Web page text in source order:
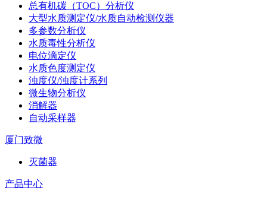
总有机碳（TOC）分析仪
大型水质测定仪/水质自动检测仪器
多参数分析仪
水质毒性分析仪
电位滴定仪
水质色度测定仪
浊度仪/浊度计系列
微生物分析仪
消解器
自动采样器
厦门致微
灭菌器
产品中心